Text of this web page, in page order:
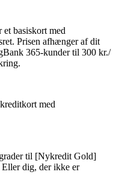
basiskort med
Prisen afhænger af dit
365-kunder til 300 kr./
med
til [Nykredit Gold]
dig, der ikke er